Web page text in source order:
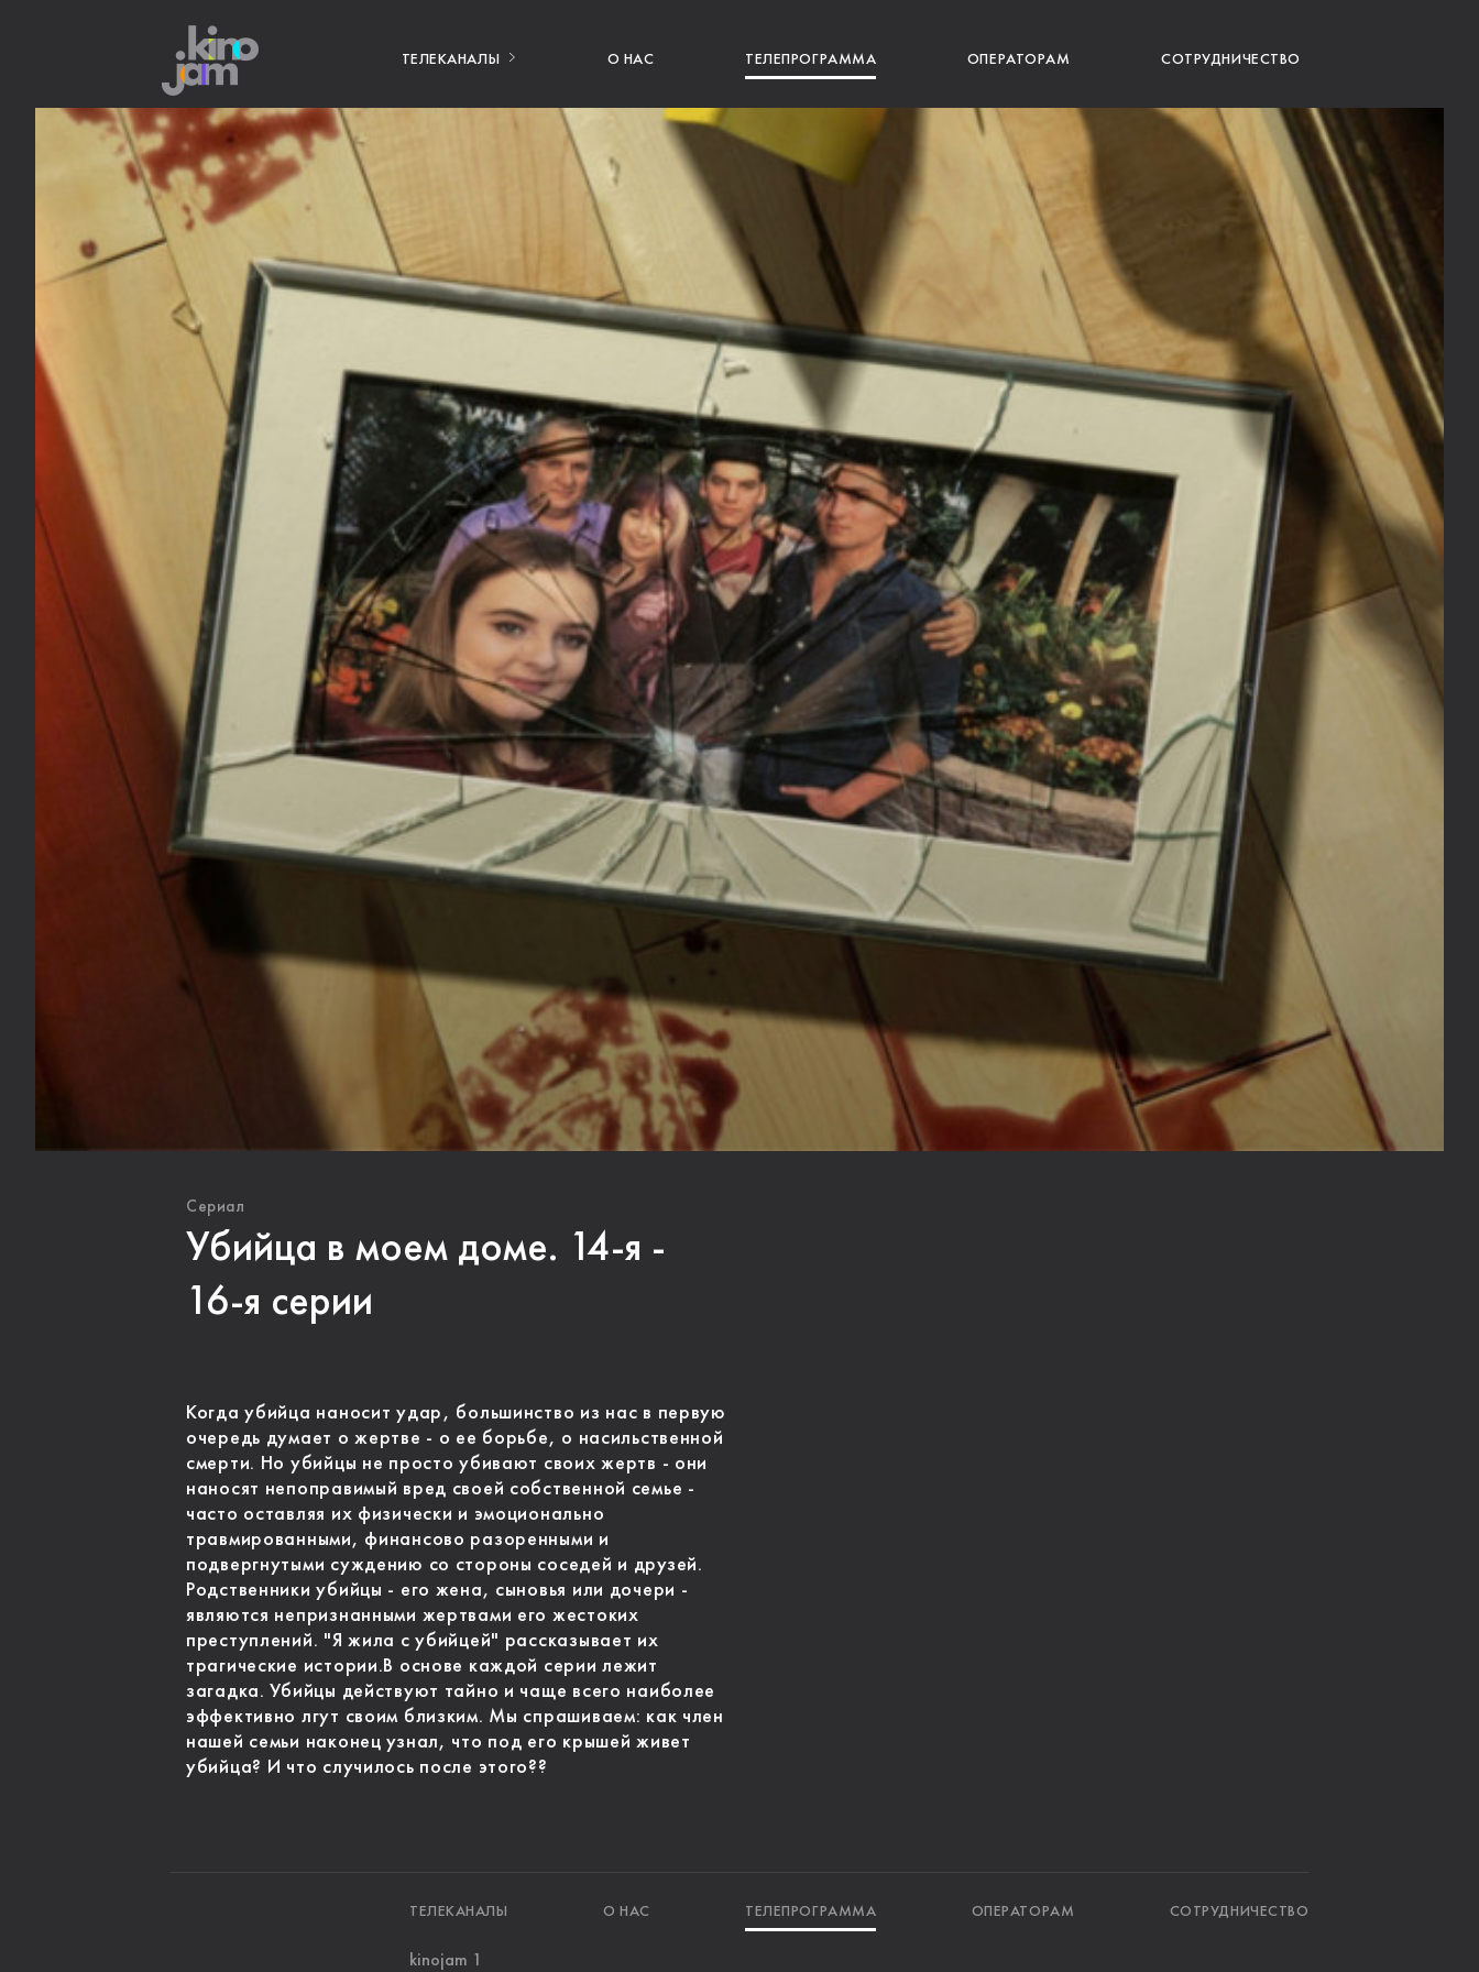
ТЕЛЕКАНАЛЫ О НАС ТЕЛЕПРОГРАММА ОПЕРАТОРАМ СОТРУДНИЧЕСТВО
Сериал
Убийца в моем доме. 14-я -
16-я серии
Когда убийца наносит удар, большинство из нас в первую
очередь думает о жертве - о ее борьбе, о насильственной
смерти. Но убийцы не просто убивают своих жертв - они
наносят непоправимый вред своей собственной семье -
часто оставляя их физически и эмоционально
травмированными, финансово разоренными и
подвергнутыми суждению со стороны соседей и друзей.
Родственники убийцы - его жена, сыновья или дочери -
являются непризнанными жертвами его жестоких
преступлений. "Я жила с убийцей" рассказывает их
трагические истории.В основе каждой серии лежит
загадка. Убийцы действуют тайно и чаще всего наиболее
эффективно лгут своим близким. Мы спрашиваем: как член
нашей семьи наконец узнал, что под его крышей живет
убийца? И что случилось после этого??
ТЕЛЕКАНАЛЫ О НАС ТЕЛЕПРОГРАММА ОПЕРАТОРАМ СОТРУДНИЧЕСТВО
kinojam 1